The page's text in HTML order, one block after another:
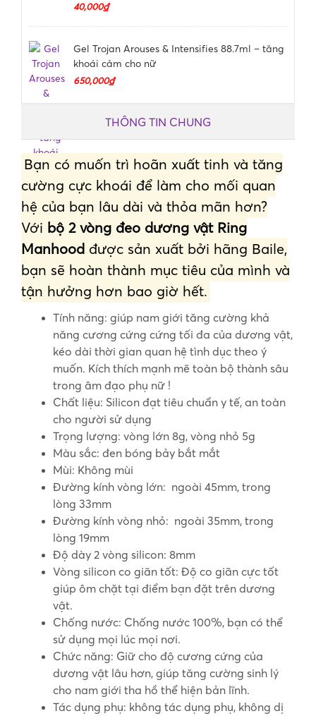
40,000₫
Gel Trojan Arouses & Intensifies 88.7ml – tăng
khoái cảm cho nữ
650,000₫
THÔNG TIN CHUNG
Bạn có muốn trì hoãn xuất tinh và tăng
cường cực khoái để làm cho mối quan
hệ của bạn lâu dài và thỏa mãn hơn?
Với bộ 2 vòng đeo dương vật Ring
Manhood được sản xuất bởi hãng Baile,
bạn sẽ hoàn thành mục tiêu của mình và
tận hưởng hơn bao giờ hết.
Tính năng: giúp nam giới tăng cường khả
năng cương cứng cứng tối đa của dương vật,
kéo dài thời gian quan hệ tình dục theo ý
muốn. Kích thích mạnh mẽ toàn bộ thành sâu
trong âm đạo phụ nữ !
Chất liệu: Silicon đạt tiêu chuẩn y tế, an toàn
cho người sử dụng
Trọng lượng: vòng lớn 8g, vòng nhỏ 5g
Màu sắc: đen bóng bảy bắt mắt
Mùi: Không mùi
Đường kính vòng lớn: ngoài 45mm, trong
lòng 33mm
Đường kính vòng nhỏ: ngoài 35mm, trong
lòng 19mm
Độ dày 2 vòng silicon: 8mm
Vòng silicon co giãn tốt: Độ co giãn cực tốt
giúp ôm chặt tại điểm bạn đặt trên dương
vật.
Chống nước: Chống nước 100%, bạn có thể
sử dụng mọi lúc mọi nơi.
Chức năng: Giữ cho độ cương cứng của
dương vật lâu hơn, giúp tăng cường sinh lý
cho nam giới tha hồ thể hiện bản lĩnh.
Tác dụng phụ: không tác dụng phụ, không dị